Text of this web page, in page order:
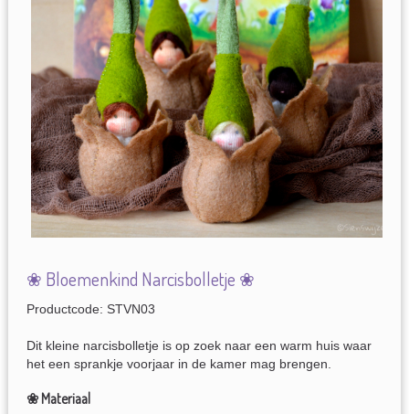
❀ Bloemenkind Narcisbolletje ❀
Productcode: STVN03
Dit kleine narcisbolletje is op zoek naar een warm huis waar
het een sprankje voorjaar in de kamer mag brengen.
❀ Materiaal